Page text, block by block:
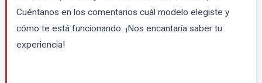
Cuéntanos en los comentarios cuál modelo elegiste y
cómo te está funcionando. ¡Nos encantaría saber tu
experiencia!